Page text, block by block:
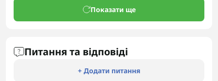
Показати ще
Питання та відповіді
+ Додати питання